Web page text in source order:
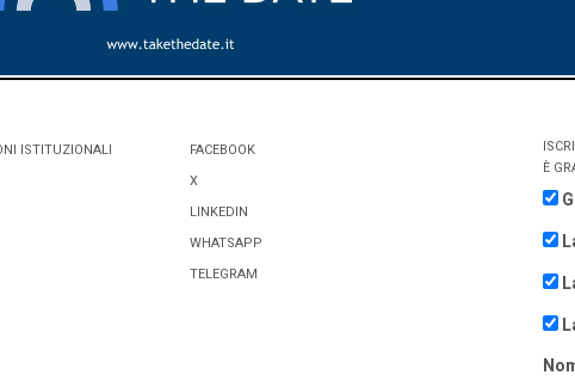
ISTITUZIONALI
FACEBOOK
X
LINKEDIN
WHATSAPP
TELEGRAM
È